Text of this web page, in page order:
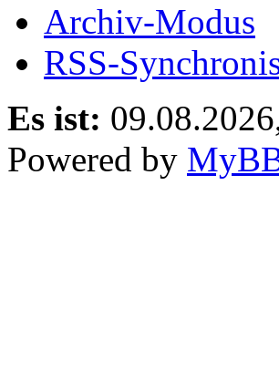
Archiv-Modus
RSS-
Es ist:
Powered by